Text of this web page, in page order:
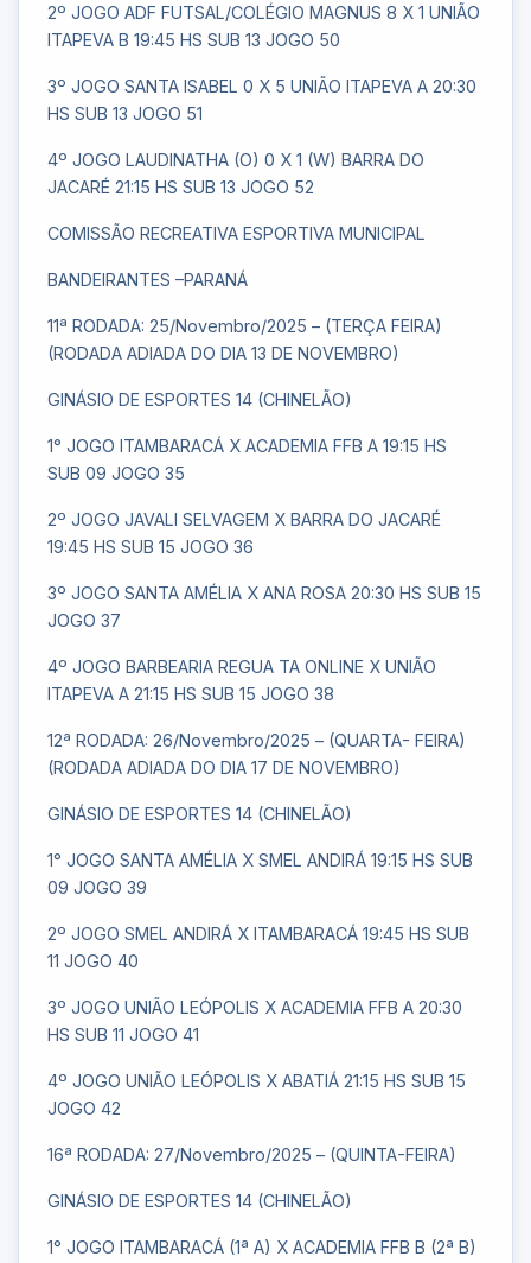
2º JOGO ADF FUTSAL/COLÉGIO MAGNUS 8 X 1 UNIÃO
ITAPEVA B 19:45 HS SUB 13 JOGO 50
3º JOGO SANTA ISABEL 0 X 5 UNIÃO ITAPEVA A 20:30
HS SUB 13 JOGO 51
4º JOGO LAUDINATHA (O) 0 X 1 (W) BARRA DO
JACARÉ 21:15 HS SUB 13 JOGO 52
COMISSÃO RECREATIVA ESPORTIVA MUNICIPAL
BANDEIRANTES –PARANÁ
11ª RODADA: 25/Novembro/2025 – (TERÇA FEIRA)
(RODADA ADIADA DO DIA 13 DE NOVEMBRO)
GINÁSIO DE ESPORTES 14 (CHINELÃO)
1° JOGO ITAMBARACÁ X ACADEMIA FFB A 19:15 HS
SUB 09 JOGO 35
2º JOGO JAVALI SELVAGEM X BARRA DO JACARÉ
19:45 HS SUB 15 JOGO 36
3º JOGO SANTA AMÉLIA X ANA ROSA 20:30 HS SUB 15
JOGO 37
4º JOGO BARBEARIA REGUA TA ONLINE X UNIÃO
ITAPEVA A 21:15 HS SUB 15 JOGO 38
12ª RODADA: 26/Novembro/2025 – (QUARTA- FEIRA)
(RODADA ADIADA DO DIA 17 DE NOVEMBRO)
GINÁSIO DE ESPORTES 14 (CHINELÃO)
1° JOGO SANTA AMÉLIA X SMEL ANDIRÁ 19:15 HS SUB
09 JOGO 39
2º JOGO SMEL ANDIRÁ X ITAMBARACÁ 19:45 HS SUB
11 JOGO 40
3º JOGO UNIÃO LEÓPOLIS X ACADEMIA FFB A 20:30
HS SUB 11 JOGO 41
4º JOGO UNIÃO LEÓPOLIS X ABATIÁ 21:15 HS SUB 15
JOGO 42
16ª RODADA: 27/Novembro/2025 – (QUINTA-FEIRA)
GINÁSIO DE ESPORTES 14 (CHINELÃO)
1° JOGO ITAMBARACÁ (1ª A) X ACADEMIA FFB B (2ª B)